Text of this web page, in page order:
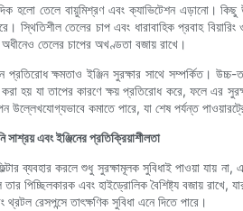
হলো তেলে বায়ুমিশ্রণ এবং ক্যাভিটেশন এড়ানো।
স্থিতিশীল তেলের চাপ এবং ধারাবাহিক প্রবাহ
অধীনেও তেলের চাপের অখণ্ডতা বজায় রাখে।
ক্ষমতাও ইঞ্জিন সুরক্ষার সাথে সম্পর্কিত। উচ্চ-
হয় যা তাপের কারণে ক্ষয় প্রতিরোধ করে, ফলে এর
উল্লেখযোগ্যভাবে কমাতে পারে, যা শেষ পর্যন্ত
সাশ্রয় এবং ইঞ্জিনের প্রতিক্রিয়াশীলতা
ব্যবহার করলে শুধু সুরক্ষামূলক সুবিধাই পাওয়া যায় না,
তার পিচ্ছিলকারক এবং হাইড্রোলিক বৈশিষ্ট্য বজায়
রেসপন্সে তাৎক্ষণিক সুবিধা এনে দিতে পারে।